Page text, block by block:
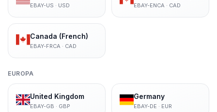
EBAY-US · USD EBAY-ENCA · CAD
Canada (French)
EBAY-FRCA · CAD
EUROPA
United Kingdom
EBAY-GB · GBP
Germany
EBAY-DE · EUR